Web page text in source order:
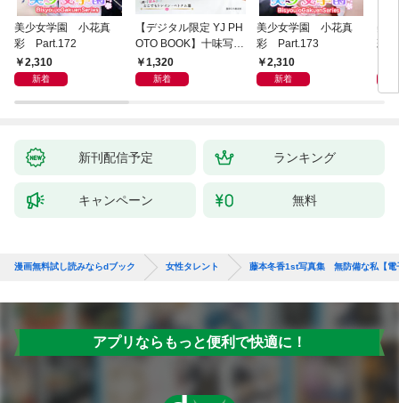
美少女学園 小花真
彩 Part.172
2,310
新着
【デジタル限定 YJ PH
OTO BOOK】十味写真
集「続・『ぽみ』！？
どこでもトレイン・ベ
1,320
新着
美少女学園 小花真
彩 Part.173
2,310
新着
美
彩
新刊配信予定 ランキング
キャンペーン 無料
漫画無料試し読みならdブック 女性タレント 藤本冬香1st写真集 無防備な私【電
アプリならもっと便利で快適に！